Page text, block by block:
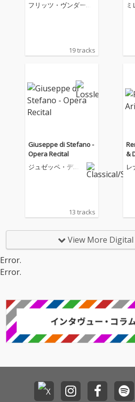
フリッツ・ヴンダーリ
19 tracks
Giuseppe di Stefano -
Opera Recital
ジュゼッペ・デ
13 tracks
&
レ
View More
Error.
Error.